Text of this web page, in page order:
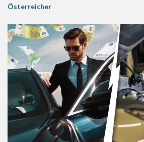
Österreicher